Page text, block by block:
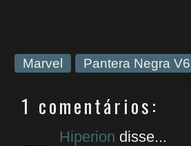
Marvel Pantera Negra V6
1 comentários:
Hiperion disse...